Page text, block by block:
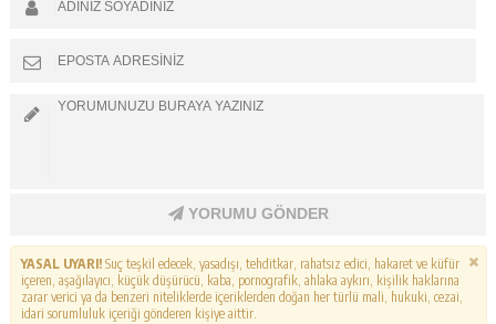
YORUMU GÖNDER
YASAL UYARI!Suç teşkil edecek, yasadışı, tehditkar, rahatsız edici, hakaret ve küfür
içeren, aşağılayıcı, küçük düşürücü, kaba, pornografik, ahlaka aykırı, kişilik haklarına
zarar verici ya da benzeri niteliklerde içeriklerden doğan her türlü mali, hukuki, cezai,
idari sorumluluk içeriği gönderen kişiye aittir.